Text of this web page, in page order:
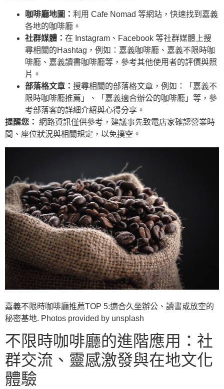
咖啡廳地圖： 利用 Cafe Nomad 等網站，快速找到嘉義
各地的咖啡廳。
社群媒體： 在 Instagram、Facebook 等社群媒體上搜
尋相關的Hashtag，例如：嘉義咖啡廳、嘉義不限時咖
啡廳、嘉義讀書咖啡廳等，參考其他使用者的評價與照
片。
部落格文章： 搜尋相關的部落格文章，例如：「嘉義不
限時咖啡廳推薦」、「嘉義適合辦公的咖啡廳」等，參
考部落客的詳細介紹與心得分享。
提醒您： 網路資訊僅供參考，建議事先致電店家確認營業時
間、座位狀況與相關規定，以免撲空。
嘉義不限時咖啡廳推薦TOP 5:適合久坐辦公、讀書或放空的
秘密基地. Photos provided by unsplash
不限時咖啡廳的進階應用：社
群交流、靈感激發與在地文化
體驗